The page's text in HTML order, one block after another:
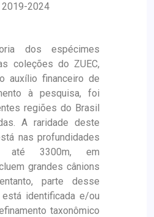
2019-2024
dos espécimes
coleções do ZUEC,
auxílio financeiro de
à pesquisa, foi
regiões do Brasil
A raridade deste
nas profundidades
até 3300m, em
grandes cânions
parte desse
identificada e/ou
taxonômico